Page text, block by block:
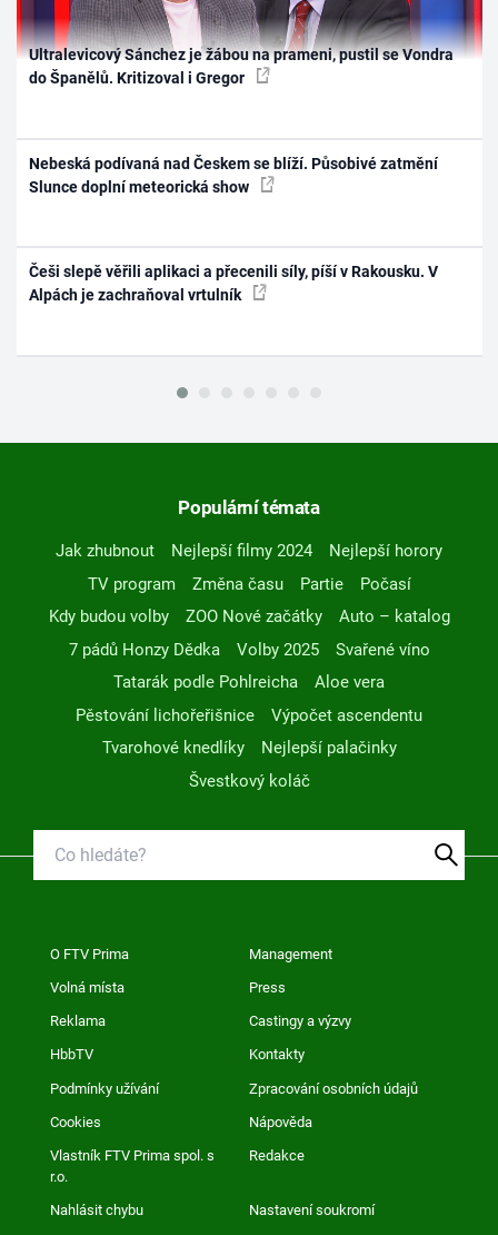
Ultralevicový Sánchez je žábou na prameni, pustil se Vondra
do Španělů. Kritizoval i Gregor
Nebeská podívaná nad Českem se blíží. Působivé zatmění
Slunce doplní meteorická show
Češi slepě věřili aplikaci a přecenili síly, píší v Rakousku. V
Alpách je zachraňoval vrtulník
Populární témata
Jak zhubnout Nejlepší filmy 2024
Nejlepší horory
TV program
Změna času Partie
Počasí
Kdy budou volby
ZOO Nové začátky
Auto – katalog
7 pádů Honzy Dědka
Volby 2025
Svařené víno
Tatarák podle Pohlreicha
Aloe vera
Pěstování lichořeřišnice
Výpočet ascendentu
Tvarohové knedlíky
Nejlepší palačinky
Švestkový koláč
O FTV Prima Management
Volná místa Press
Reklama Castingy a výzvy
HbbTV Kontakty
Podmínky užívání Zpracování osobních údajů
Cookies Nápověda
Vlastník FTV Prima spol. s
r.o.
Redakce
Nahlásit chybu Nastavení soukromí